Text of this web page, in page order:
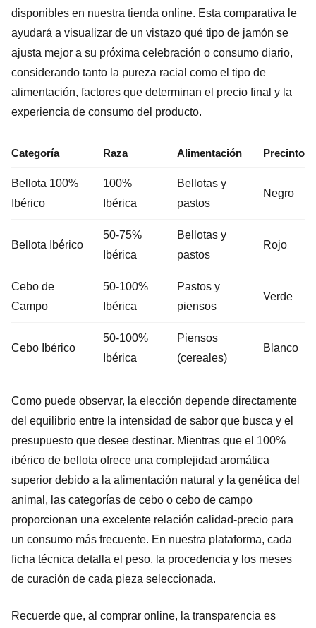
disponibles en nuestra tienda online. Esta comparativa le
ayudará a visualizar de un vistazo qué tipo de jamón se
ajusta mejor a su próxima celebración o consumo diario,
considerando tanto la pureza racial como el tipo de
alimentación, factores que determinan el precio final y la
experiencia de consumo del producto.
Categoría Raza Alimentación Precinto
Bellota 100%
Ibérico
100%
Ibérica
Bellotas y
pastos
Negro
Bellota Ibérico
50-75%
Ibérica
Bellotas y
pastos
Rojo
Cebo de
Campo
50-100%
Ibérica
Pastos y
piensos
Verde
Cebo Ibérico
50-100%
Ibérica
Piensos
(cereales)
Blanco
Como puede observar, la elección depende directamente
del equilibrio entre la intensidad de sabor que busca y el
presupuesto que desee destinar. Mientras que el 100%
ibérico de bellota ofrece una complejidad aromática
superior debido a la alimentación natural y la genética del
animal, las categorías de cebo o cebo de campo
proporcionan una excelente relación calidad-precio para
un consumo más frecuente. En nuestra plataforma, cada
ficha técnica detalla el peso, la procedencia y los meses
de curación de cada pieza seleccionada.
Recuerde que, al comprar online, la transparencia es